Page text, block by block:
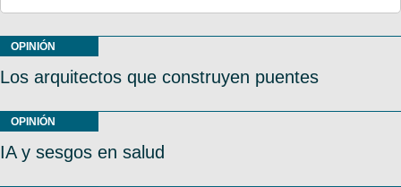
OPINIÓN
Los arquitectos que construyen puentes
OPINIÓN
IA y sesgos en salud